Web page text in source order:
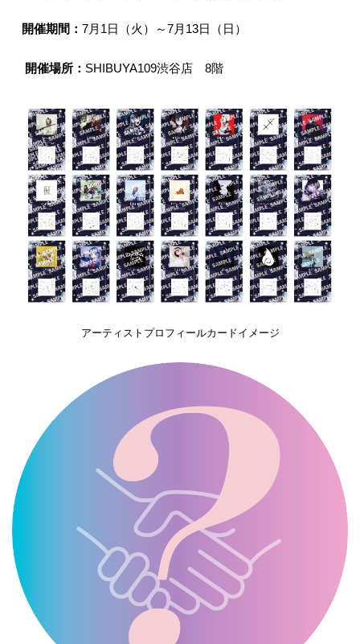
開催期間： 7月1日（火）～7月13日（日）
開催場所： SHIBUYA109渋谷店 8階
アーティストプロフィールカードイメージ